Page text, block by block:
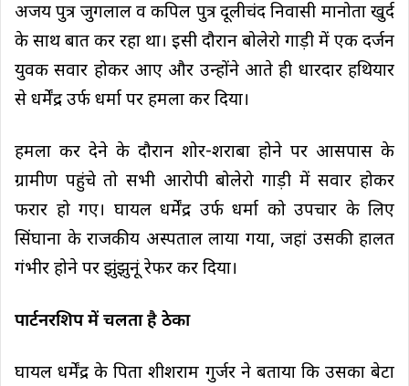
अजय पुत्र जुगलाल व कपिल पुत्र दूलीचंद निवासी मानोता खुर्द
के साथ बात कर रहा था। इसी दौरान बोलेरो गाड़ी में एक दर्जन
युवक सवार होकर आए और उन्होंने आते ही धारदार हथियार
से धर्मेंद्र उर्फ धर्मा पर हमला कर दिया।
हमला कर देने के दौरान शोर-शराबा होने पर आसपास के
ग्रामीण पहुंचे तो सभी आरोपी बोलेरो गाड़ी में सवार होकर
फरार हो गए। घायल धर्मेंद्र उर्फ धर्मा को उपचार के लिए
सिंघाना के राजकीय अस्पताल लाया गया, जहां उसकी हालत
गंभीर होने पर झुंझुनूं रेफर कर दिया।
पार्टनरशिप में चलता है ठेका
घायल धर्मेंद्र के पिता शीशराम गुर्जर ने बताया कि उसका बेटा